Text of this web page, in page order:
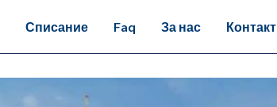
Списание Faq За нас Контакт